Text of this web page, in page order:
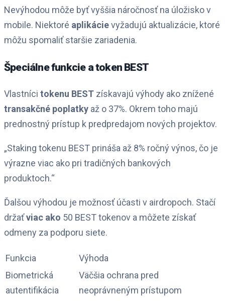
Nevýhodou môže byť vyššia náročnosť na úložisko v
mobile. Niektoré aplikácievyžadujú aktualizácie, ktoré
môžu spomaliť staršie zariadenia.
Špeciálne funkcie a token BEST
Vlastníci tokenu BEST získavajú výhody ako znížené
transakčné poplatky až o 37%. Okrem toho majú
prednostný prístup k predpredajom nových projektov.
„Staking tokenu BEST prináša až 8% ročný výnos, čo je
výrazne viac ako pri tradičných bankových
produktoch.“
Ďalšou výhodou je možnosť účasti v airdropoch. Stačí
držaťviac ako 50 BEST tokenov a môžete získať
odmeny za podporu siete.
Funkcia
Výhoda
Biometrická
autentifikácia
Väčšia ochrana pred
neoprávneným prístupom